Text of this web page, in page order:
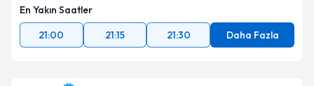
En Yakın Saatler
21:00
21:15 21:30 Daha Fazla